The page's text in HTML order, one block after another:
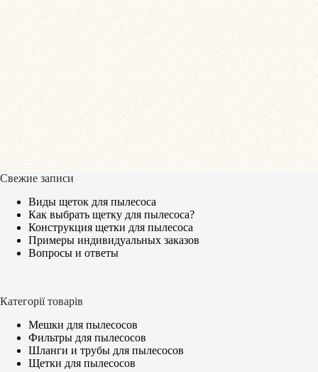
Свежие записи
Виды щеток для пылесоса
Как выбрать щетку для пылесоса?
Конструкция щетки для пылесоса
Примеры индивидуальных заказов
Вопросы и ответы
Категорії товарів
Мешки для пылесосов
Фильтры для пылесосов
Шланги и трубы для пылесосов
Щетки для пылесосов